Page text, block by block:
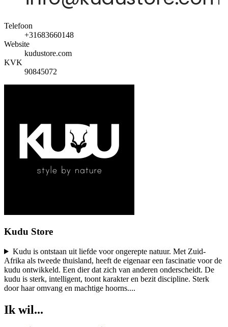
Telefoon
+31683660148
Website
kudustore.com
KVK
90845072
Kudu Store
Kudu is ontstaan uit liefde voor ongerepte natuur. Met Zuid-
Afrika als tweede thuisland, heeft de eigenaar een fascinatie voor de
kudu ontwikkeld. Een dier dat zich van anderen onderscheidt. De
kudu is sterk, intelligent, toont karakter en bezit discipline. Sterk
door haar omvang en machtige hoorns....
Ik wil...